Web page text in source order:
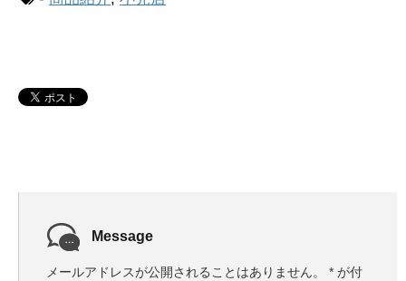
Message
メールアドレスが公開されることはありません。 * が付